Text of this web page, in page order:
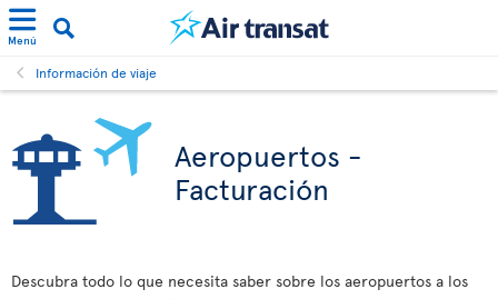
Menú
Información de viaje
Aeropuertos -
Facturación
Descubra todo lo que necesita saber sobre los aeropuertos a los